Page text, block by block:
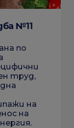
№11
по
труд,
на
на